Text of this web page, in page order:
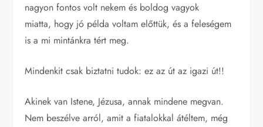
nagyon fontos volt nekem és boldog vagyok
miatta, hogy jó példa voltam előttük, és a feleségem
is a mi mintánkra tért meg.
Mindenkit csak biztatni tudok: ez az út az igazi út!!
Akinek van Istene, Jézusa, annak mindene megvan.
Nem beszélve arról, amit a fiatalokkal átéltem, még